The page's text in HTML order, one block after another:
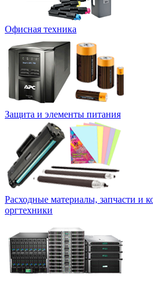
Офисная техника
Защита и элементы питания
Расходные материалы, запчасти и
оргтехники